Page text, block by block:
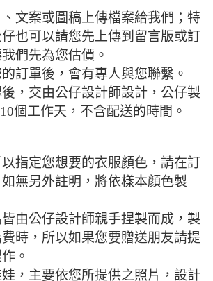
文案或圖稿上傳檔案給我們；特
也可以請您先上傳到留言版或訂
們先為您估價。
訂單後，會有專人與您聯繫。
，交由公仔設計師設計，公仔製
個工作天，不含配送的時間。
指定您想要的衣服顏色，請在訂
無另外註明，將依樣本顏色製
由公仔設計師親手捏製而成，製
時，所以如果您要贈送朋友請提
。
，主要依您所提供之照片，設計